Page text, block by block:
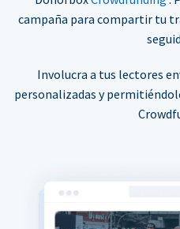
campaña para compartir tu
Involucra a tus lectores
personalizadas y